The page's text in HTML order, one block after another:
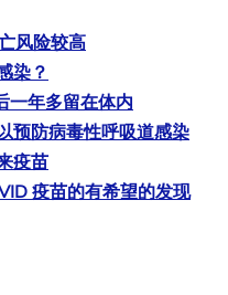
风险较高
染？
一年多留在体内
预防病毒性呼吸道感染
疫苗
疫苗的有希望的发现